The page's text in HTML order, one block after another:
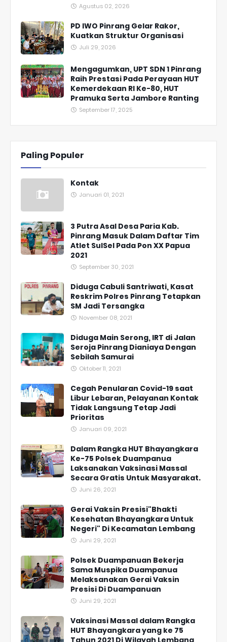
Agustus 02, 2026
PD IWO Pinrang Gelar Rakor,
Kuatkan Struktur Organisasi
Juli 29, 2026
Mengagumkan, UPT SDN 1 Pinrang
Raih Prestasi Pada Perayaan HUT
Kemerdekaan RI Ke-80, HUT
Pramuka Serta Jambore Ranting
September 17, 2025
Paling Populer
Kontak
Januari 01, 2021
3 Putra Asal Desa Paria Kab.
Pinrang Masuk Dalam Daftar Tim
Atlet SulSel Pada Pon XX Papua
2021
September 30, 2021
Diduga Cabuli Santriwati, Kasat
Reskrim Polres Pinrang Tetapkan
SM Jadi Tersangka
November 08, 2021
Diduga Main Serong, IRT di Jalan
Seroja Pinrang Dianiaya Dengan
Sebilah Samurai
Oktober 11, 2021
Cegah Penularan Covid-19 saat
Libur Lebaran, Pelayanan Kontak
Tidak Langsung Tetap Jadi
Prioritas
Januari 09, 2021
Dalam Rangka HUT Bhayangkara
Ke-75 Polsek Duampanua
Laksanakan Vaksinasi Massal
Secara Gratis Untuk Masyarakat.
Juni 26, 2021
Gerai Vaksin Presisi"Bhakti
Kesehatan Bhayangkara Untuk
Negeri" Di Kecamatan Lembang
Juni 29, 2021
Polsek Duampanuan Bekerja
Sama Muspika Duampanua
Melaksanakan Gerai Vaksin
Presisi Di Duampanuan
Juni 29, 2021
Vaksinasi Massal dalam Rangka
HUT Bhayangkara yang ke 75
Tahun 2021 Di Wilayah Lembang